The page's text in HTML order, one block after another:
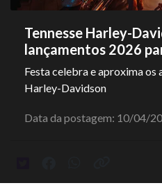
Tennesse Harley-
lançamentos 2026
Festa celebra e aproxima os
Harley-Davidson
Data da postagem: 10/04/